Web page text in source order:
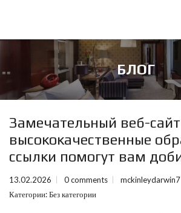
БЛОГ
Замечательный веб-
высококачественные
ссылки помогут вам
13.02.2026 0 comments
mckinleydarwin7
Категории:Без категории